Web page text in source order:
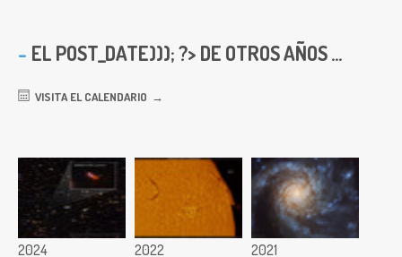
EL POST_DATE))); ?> DE OTROS AÑOS ...
VISITA EL CALENDARIO
2024 2022 2021